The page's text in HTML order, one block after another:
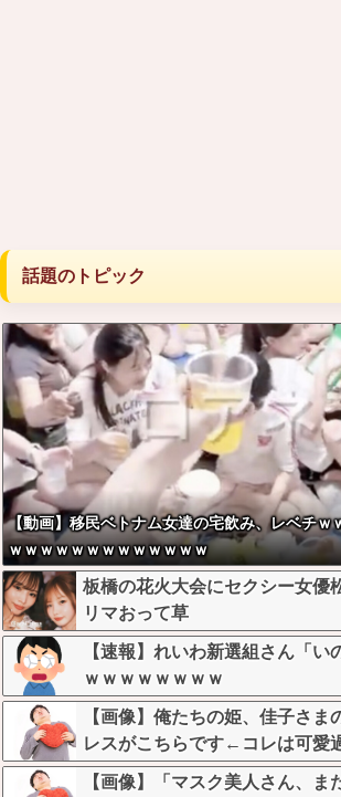
話題のトピック
【動画】移民ベトナム女達の宅飲み、レベチｗ
ｗｗｗｗｗｗｗｗｗｗｗｗｗ
板橋の花火大会にセクシー女優
リマおって草
【速報】れいわ新選組さん「い
ｗｗｗｗｗｗｗｗ
【画像】俺たちの姫、佳子さま
レスがこちらです←コレは可愛
w w
【画像】「マスク美人さん、